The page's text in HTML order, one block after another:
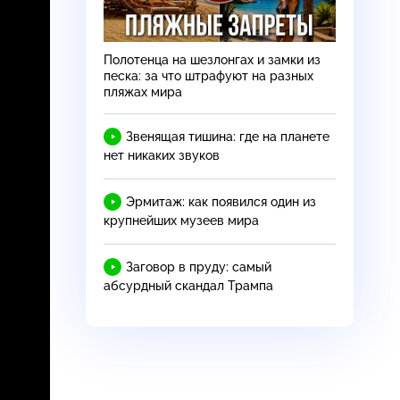
Полотенца на шезлонгах и замки из
песка: за что штрафуют на разных
пляжах мира
Звенящая тишина: где на планете
нет никаких звуков
Эрмитаж: как появился один из
крупнейших музеев мира
Заговор в пруду: самый
абсурдный скандал Трампа